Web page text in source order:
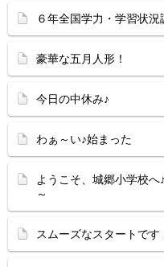
６年全国学力・学習状況
豪華な五月人形！
今日の中休み♪
わぁ～い♪始ま
ようこそ、城郷小
～
スムーズなスタートです